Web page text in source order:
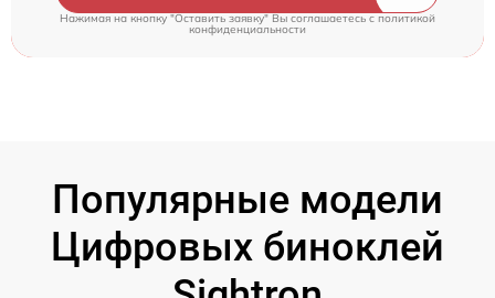
Нажимая на кнопку "Оставить заявку" Вы соглашаетесь cполитикой
конфиденциальности
Популярные модели
Цифровых биноклей